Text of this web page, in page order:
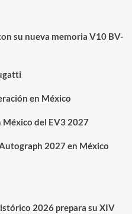
su nueva memoria V10 BV-
en México
México del EV3 2027
2027 en México
2026 prepara su XIV